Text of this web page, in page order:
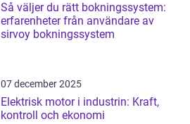
Så väljer du rätt bokningssystem:
erfarenheter från användare av
sirvoy bokningssystem
07 december 2025
Elektrisk motor i industrin: Kraft,
kontroll och ekonomi